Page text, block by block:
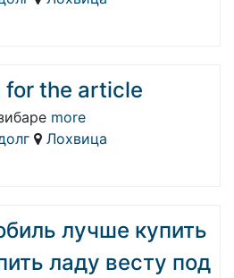
for the article
more
Лохвица
лучше купить
ладу весту под